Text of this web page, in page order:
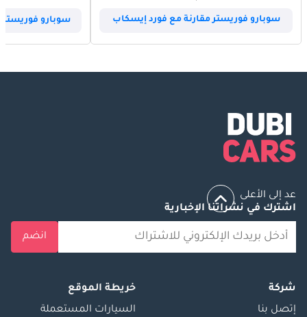
سوبارو فوريستر مقارنة مع فورد إيسكاب سوبارو فوريستر
عد إلى الأعلى
اشترك في نشراتنا الإخبارية
انضم
شركة
إتصل بنا
خريطة الموقع
السيارات المستعملة